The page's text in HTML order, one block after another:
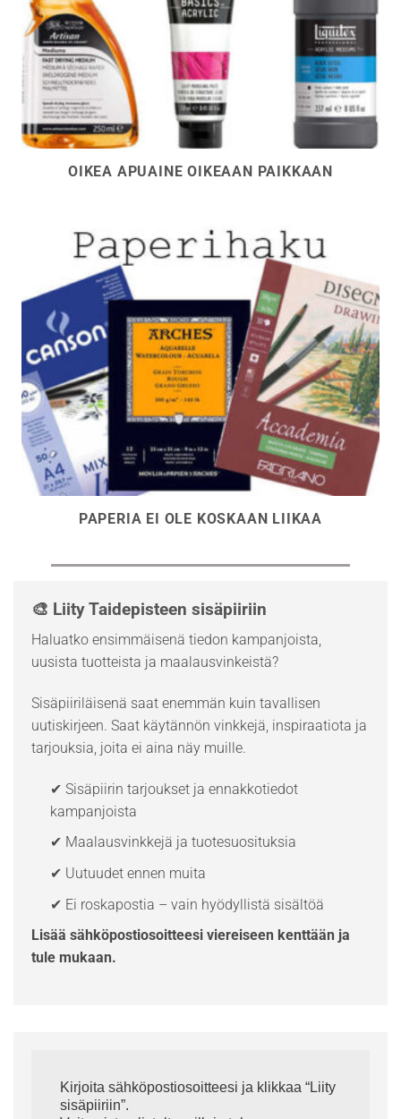
OIKEA APUAINE OIKEAAN PAIKKAAN
PAPERIA EI OLE KOSKAAN LIIKAA
🎨 Liity Taidepisteen sisäpiiriin
Haluatko ensimmäisenä tiedon kampanjoista,
uusista tuotteista ja maalausvinkeistä?
Sisäpiiriläisenä saat enemmän kuin tavallisen
uutiskirjeen. Saat käytännön vinkkejä, inspiraatiota ja
tarjouksia, joita ei aina näy muille.
✔ Sisäpiirin tarjoukset ja ennakkotiedot
kampanjoista
✔ Maalausvinkkejä ja tuotesuosituksia
✔ Uutuudet ennen muita
✔ Ei roskapostia – vain hyödyllistä sisältöä
Lisää sähköpostiosoitteesi viereiseen kenttään ja
tule mukaan.
Kirjoita sähköpostiosoitteesi ja klikkaa “Liity
sisäpiiriin”.